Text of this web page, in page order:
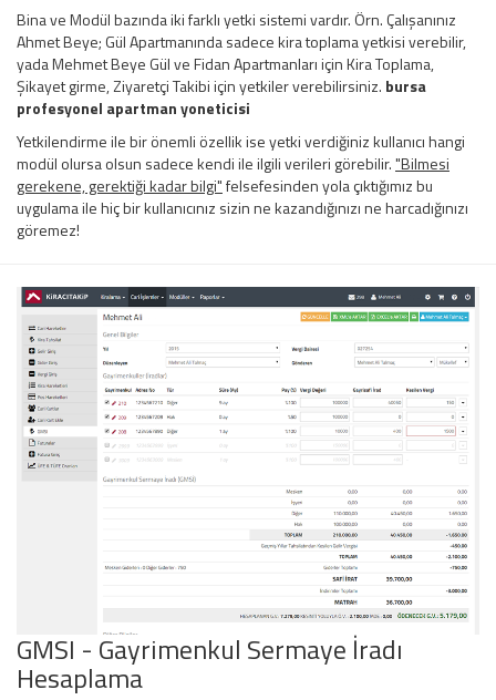
Bina ve Modül bazında iki farklı yetki sistemi vardır. Örn. Çalışanınız
Ahmet Beye; Gül Apartmanında sadece kira toplama yetkisi verebilir,
yada Mehmet Beye Gül ve Fidan Apartmanları için Kira Toplama,
Şikayet girme, Ziyaretçi Takibi için yetkiler verebilirsiniz. bursa
profesyonel apartman yoneticisi
Yetkilendirme ile bir önemli özellik ise yetki verdiğiniz kullanıcı hangi
modül olursa olsun sadece kendi ile ilgili verileri görebilir."Bilmesi
gerekene, gerektiği kadar bilgi"felsefesinden yola çıktığımız bu
uygulama ile hiç bir kullanıcınız sizin ne kazandığınızı ne harcadığınızı
göremez!
GMSI - Gayrimenkul Sermaye İradı
Hesaplama